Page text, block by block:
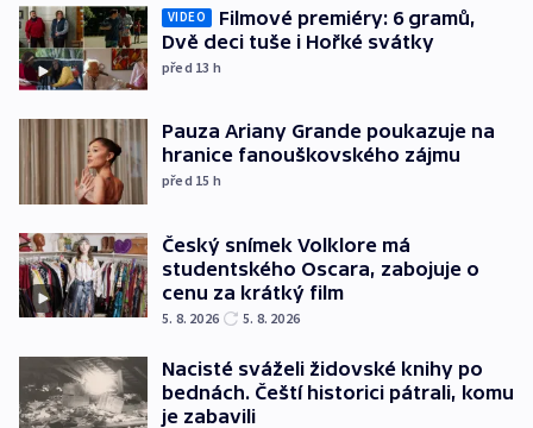
VIDEO
Filmové premiéry: 6 gramů,
Dvě deci tuše i Hořké svátky
před 13 h
Pauza Ariany Grande poukazuje na
hranice fanouškovského zájmu
před 15 h
Český snímek Volklore má
studentského Oscara, zabojuje o
cenu za krátký film
5. 8. 2026 5. 8. 2026
Nacisté sváželi židovské knihy po
bednách. Čeští historici pátrali, komu
je zabavili